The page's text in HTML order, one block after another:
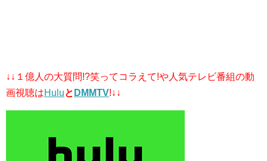
↓↓１億人の大質問!?笑ってコラえて!や人気テレビ番組の動
画視聴はHuluと DMMTV!↓↓